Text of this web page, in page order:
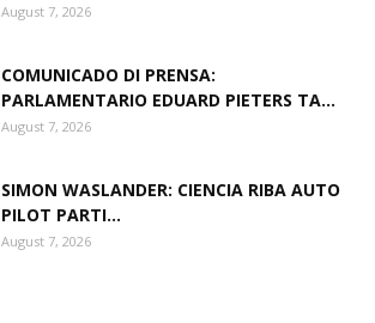
August 7, 2026
COMUNICADO DI PRENSA:
PARLAMENTARIO EDUARD PIETERS TA...
August 7, 2026
SIMON WASLANDER: CIENCIA RIBA AUTO
PILOT PARTI...
August 7, 2026